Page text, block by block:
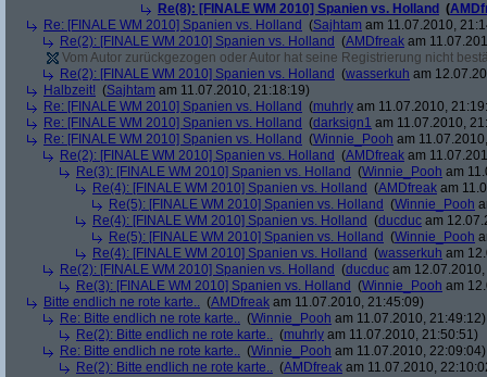
Re(8): [FINALE WM 2010] Spanien vs. Holland (
Re: [FINALE WM 2010] Spanien vs. Holland (Sajhtam am 11.07.2010,
Re(2): [FINALE WM 2010] Spanien vs. Holland (AMDfreak am
Vom Autor zurückgezogen oder Autor hat seine Registrierung nicht
Re(2): [FINALE WM 2010] Spanien vs. Holland (wasserkuh am
Halbzeit! (Sajhtam am 11.07.2010, 21:18:19)
Re: [FINALE WM 2010] Spanien vs. Holland (muhrly am 11.07.2010,
Re: [FINALE WM 2010] Spanien vs. Holland (darksign1 am 11.07.2010,
Re: [FINALE WM 2010] Spanien vs. Holland (Winnie_Pooh am
Re(2): [FINALE WM 2010] Spanien vs. Holland (AMDfreak am
Re(3): [FINALE WM 2010] Spanien vs. Holland (Winnie_Pooh am
Re(4): [FINALE WM 2010] Spanien vs. Holland (AMDfreak am
Re(5): [FINALE WM 2010] Spanien vs. Holland (Winnie_Pooh
Re(4): [FINALE WM 2010] Spanien vs. Holland (ducduc am
Re(5): [FINALE WM 2010] Spanien vs. Holland (Winnie_Pooh
Re(4): [FINALE WM 2010] Spanien vs. Holland (wasserkuh am
Re(2): [FINALE WM 2010] Spanien vs. Holland (ducduc am
Re(3): [FINALE WM 2010] Spanien vs. Holland (Winnie_Pooh am
Bitte endlich ne rote karte.. (AMDfreak am 11.07.2010, 21:45:09)
Re: Bitte endlich ne rote karte.. (Winnie_Pooh am 11.07.2010, 21:49:12)
Re(2): Bitte endlich ne rote karte.. (muhrly am 11.07.2010, 21:50:51)
Re: Bitte endlich ne rote karte.. (Winnie_Pooh am 11.07.2010, 22:09:04)
Re(2): Bitte endlich ne rote karte.. (AMDfreak am 11.07.2010,